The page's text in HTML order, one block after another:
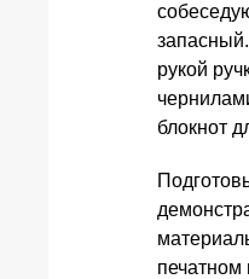
рукой
блокнот
печатном